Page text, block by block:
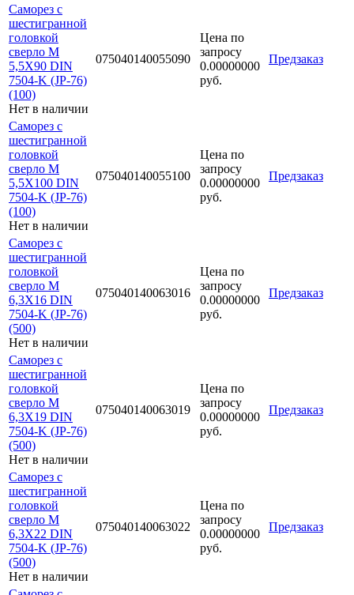
Саморез с
шестигранной
головкой
сверло М
5,5Х90 DIN
7504-K (JP-76)
(100)
Нет в наличии
075040140055090
Цена по
запросу
0.00000000
руб.
Предзаказ
Саморез с
шестигранной
головкой
сверло М
5,5Х100 DIN
7504-K (JP-76)
(100)
Нет в наличии
075040140055100
Цена по
запросу
0.00000000
руб.
Предзаказ
Саморез с
шестигранной
головкой
сверло М
6,3Х16 DIN
7504-K (JP-76)
(500)
Нет в наличии
075040140063016
Цена по
запросу
0.00000000
руб.
Предзаказ
Саморез с
шестигранной
головкой
сверло М
6,3Х19 DIN
7504-K (JP-76)
(500)
Нет в наличии
075040140063019
Цена по
запросу
0.00000000
руб.
Предзаказ
Саморез с
шестигранной
головкой
сверло М
6,3Х22 DIN
7504-K (JP-76)
(500)
Нет в наличии
075040140063022
Цена по
запросу
0.00000000
руб.
Предзаказ